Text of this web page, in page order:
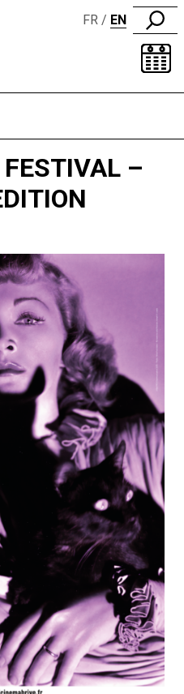
FR EN
–